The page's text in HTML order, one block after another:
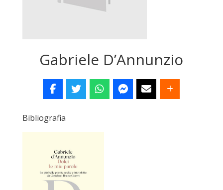
Gabriele D’Annunzio
Bibliografia